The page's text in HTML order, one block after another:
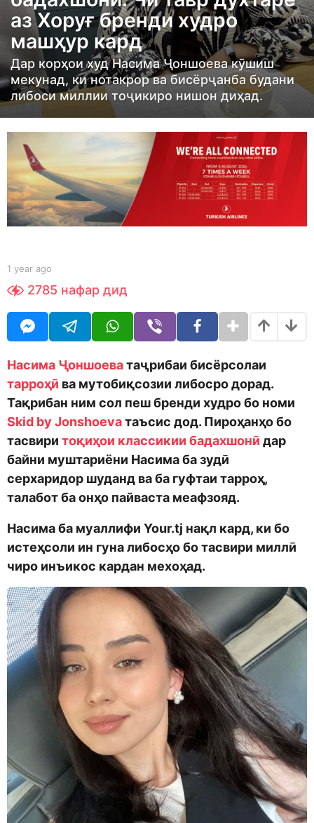
a
g
o
1
y
a
a
g
o
аз Хоруғ бренди худро
машҳур кард
Дар корҳои худ Насима Ҷоншоева кӯшиш
мекунад, ки нотакрор ва бисёрҷанба будани
либоси миллии тоҷикиро нишон диҳад.
b
S
h
d
o
1 year ago
e
o
2785 нафар дид
Насима Ҷоншоеватаҷрибаи бисёрсолаи
тарроҳӣ ва мутобиқсозии либосро дорад.
Тақрибан ним сол пеш бренди худро бо номи
Skid by Jonshoevaтаъсис дод. Пироҳанҳо бо
тасвири тоқиҳои классикии бадахшонӣ дар
байни муштариёни Насима ба зудӣ
серхаридор шуданд ва ба гуфтаи тарроҳ,
талабот ба онҳо пайваста меафзояд.
Насима ба муаллифи Your.tj нақл кард, ки бо
истеҳсоли ин гуна либосҳо бо тасвири миллӣ
чиро инъикос кардан мехоҳад.